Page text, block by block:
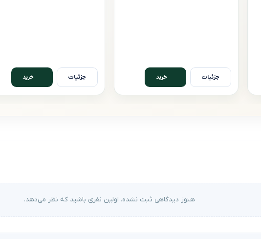
جزئیات خرید جزئیات خرید
هنوز دیدگاهی ثبت نشده. اولین نفری باشید که نظر می‌دهد.